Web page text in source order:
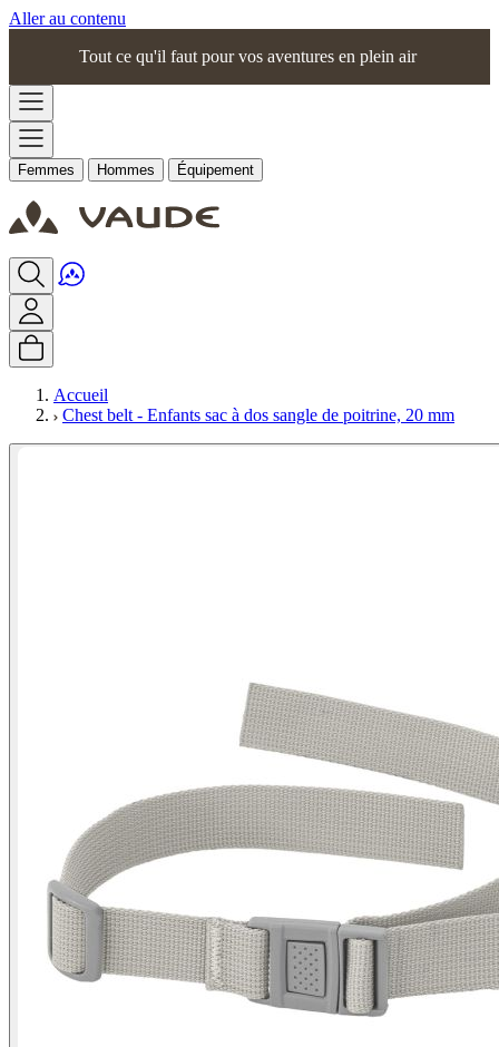
Aller au contenu
Tout ce qu'il faut pour vos aventures en plein air
Femmes Hommes Équipement
Accueil
Chest belt - Enfants sac à dos sangle de poitrine, 20 mm